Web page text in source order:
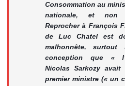
Consommation au
nationale, et non
Reprocher à François
de Luc Chatel est
malhonnête, surtout
conception que «
Nicolas Sarkozy
premier ministre (« un